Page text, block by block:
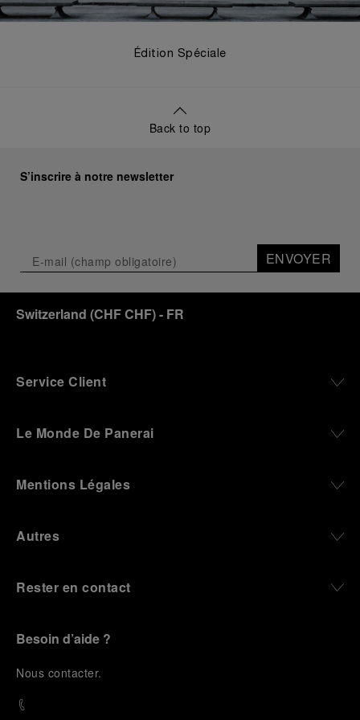
Édition Spéciale
Back to top
S’inscrire à notre newsletter
ENVOYER
Switzerland (CHF CHF)- FR
Service Client
Le Monde De Panerai
Mentions Légales
Autres
Rester en contact
Besoin d’aide ?
Nous contacter.